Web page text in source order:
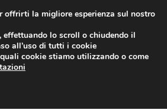
offrirti la migliore esperienza sul nostro
effettuando lo scroll o chiudendo il
all’uso di tutti i cookie
cookie stiamo utilizzando o come